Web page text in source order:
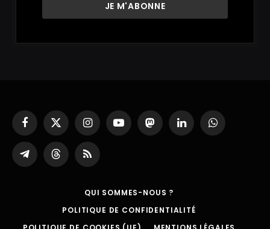
Facebook
X
(Twitter)
InstagramYouTubeMastodonLinkedInWhatsApp
Partager
sur
ThreadsRSS
QUI SOMMES-NOUS ?
POLITIQUE DE CONFIDENTIALITÉ